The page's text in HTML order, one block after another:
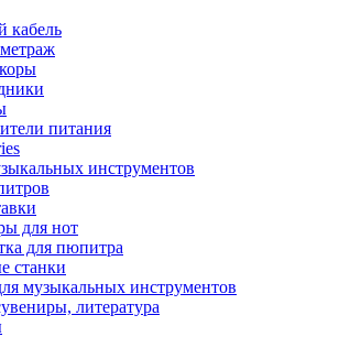
кабель
питания
инструментов
для нот
для пюпитра
станки
музыкальных инструментов
литература